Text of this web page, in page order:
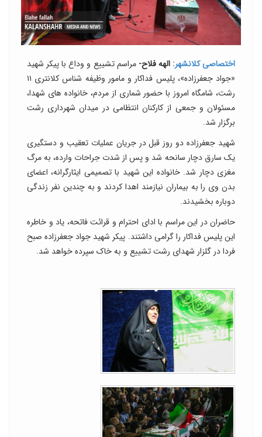
اختصاصی کلانشهر: الهه فلاح- مراسم تشییع و وداع با پیکر شهید
«جواد جعفرزاده»، پلیس فداکار و مامور وظیفه شناس کلانتری ۱۱
رشت، شامگاه امروز با حضور شماری از مردم، خانواده های شهدا،
مسئولان و جمعی از کارکنان انتظامی در میدان شهرداری رشت
برگزار شد.
شهید جعفرزاده دو روز قبل در جریان عملیات تعقیب و دستگیری
یک سارق دچار سانحه شد و پس از شدت جراحات وارده، به مرگ
مغزی دچار شد. خانواده این شهید با تصمیمی ایثارگرانه، اعضای
بدن وی را به بیماران نیازمند اهدا کردند و به چندین نفر زندگی
دوباره بخشیدند.
حاضران در این مراسم با ادای احترام و قرائت فاتحه، یاد و خاطره
این پلیس فداکار را گرامی داشتند. پیکر شهید جواد جعفرزاده صبح
فردا در گلزار شهدای رشت تشییع و به خاک سپرده خواهد شد.